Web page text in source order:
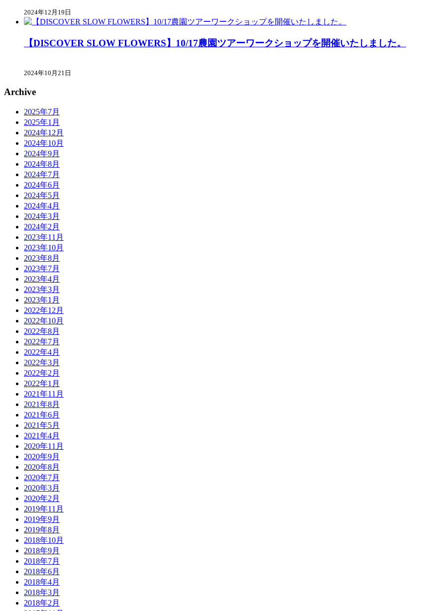
2024年12月19日
【DISCOVER SLOW FLOWERS】10/17農園ツアーワークショップを開催いたしました。
2024年10月21日
Archive
2025年7月
2025年1月
2024年12月
2024年10月
2024年9月
2024年8月
2024年7月
2024年6月
2024年5月
2024年4月
2024年3月
2024年2月
2023年11月
2023年10月
2023年8月
2023年7月
2023年4月
2023年3月
2023年1月
2022年12月
2022年10月
2022年8月
2022年7月
2022年4月
2022年3月
2022年2月
2022年1月
2021年11月
2021年8月
2021年6月
2021年5月
2021年4月
2020年11月
2020年9月
2020年8月
2020年7月
2020年3月
2020年2月
2019年11月
2019年9月
2019年8月
2018年10月
2018年9月
2018年7月
2018年6月
2018年4月
2018年3月
2018年2月